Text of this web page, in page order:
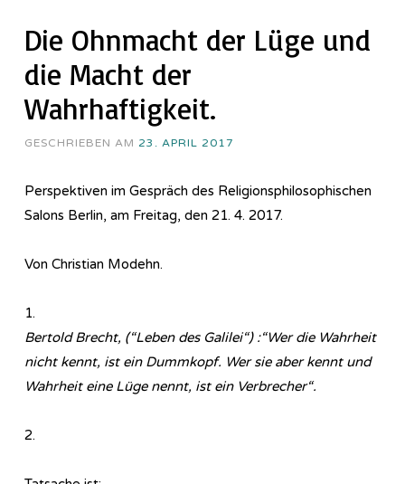
Die Ohnmacht der Lüge und
die Macht der
Wahrhaftigkeit.
GESCHRIEBEN AM 23. APRIL 2017
Perspektiven im Gespräch des Re­li­gi­ons­phi­lo­so­phi­sch­en
Salons Berlin, am Freitag, den 21. 4. 2017.
Von Christian Modehn.
1.
Bertold Brecht, (“Leben des Galilei“) :“Wer die Wahrheit
nicht kennt, ist ein Dummkopf. Wer sie aber kennt und
Wahrheit eine Lüge nennt, ist ein Verbrecher“.
2.